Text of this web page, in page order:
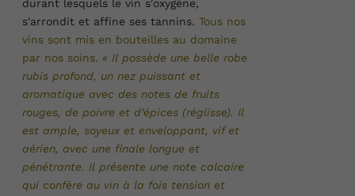
durant lesquels le vin s'oxygène,
s'arrondit et affine ses tannins. Tous nos
vins sont mis en bouteilles au domaine
par nos soins. « Il possède une belle robe
rubis profond, un nez puissant et
aromatique avec des notes de fruits
rouges, de poivre et d’épices (réglisse). Il
est ample, soyeux et enveloppant, vif et
aérien, avec une finale longue et
pénétrante. Il présente une note calcaire
qui confère au vin à la fois tension et